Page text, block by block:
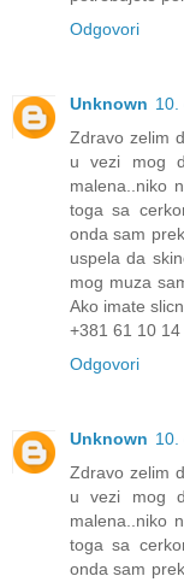
Odgovori
Unknown 10.
Zdravo zelim
u vezi mog
malena..niko
toga sa
onda sam
uspela da
mog muza
Ako imate
+381 61 10
Odgovori
Unknown 10.
Zdravo zelim
u vezi mog
malena..niko
toga sa
onda sam